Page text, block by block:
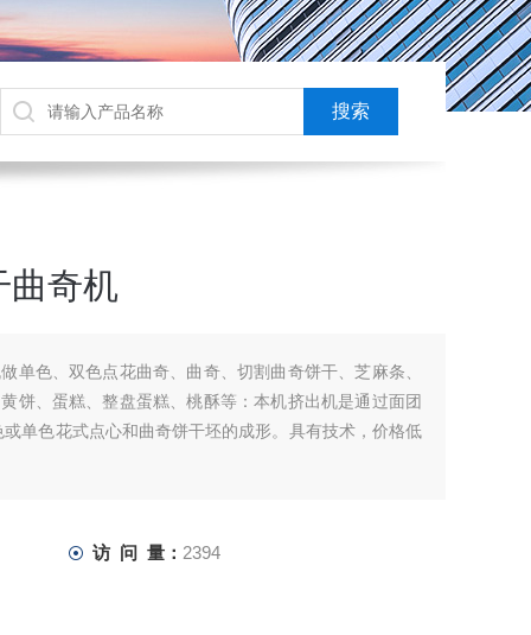
曲奇机
单色、双色点花曲奇、曲奇、切割曲奇饼干、芝麻条、
饼、蛋糕、整盘蛋糕、桃酥等：本机挤出机是通过面团
单色花式点心和曲奇饼干坯的成形。具有技术，价格低
访 问 量： 2394